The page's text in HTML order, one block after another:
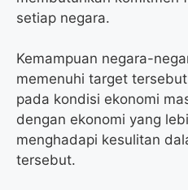
setiap negara.
Kemampuan negara-
memenuhi target
pada kondisi ekonomi
dengan ekonomi yang
menghadapi kesulitan
tersebut.